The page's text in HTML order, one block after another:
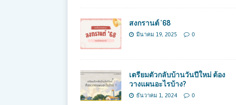
สงกรานต์ ’68
มีนาคม 19, 2025 0
เตรียมตัวกลับบ้านวันปีใหม่ ต้อง
วางแผนอะไรบ้าง?
ธันวาคม 1, 2024 0